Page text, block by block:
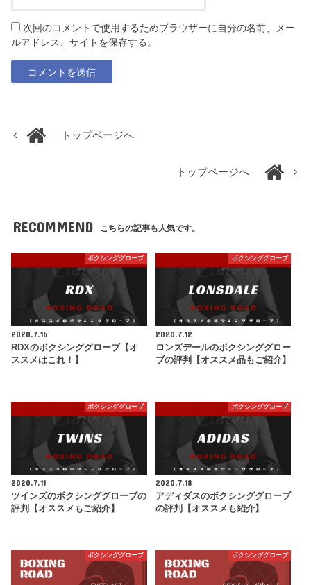
次回のコメントで使用するためブラウザーに自分の名前、メー
ルアドレス、サイトを保存する。
トップページへ
トップページへ
RECOMMEND こちらの記事も人気です。
ボクシンググローブ
2020.7.16
RDXのボクシンググローブ【オ
ススメはこれ！】
ボクシンググローブ
2020.7.12
ロンズデールのボクシンググロー
ブの評判【オススメ品もご紹介】
ボクシンググローブ
2020.7.11
ツインズのボクシンググローブの
評判【オススメもご紹介】
ボクシンググローブ
2020.7.18
アディダスのボクシンググローブ
の評判【オススメも紹介】
ボクシンググローブ ボクシンググローブ